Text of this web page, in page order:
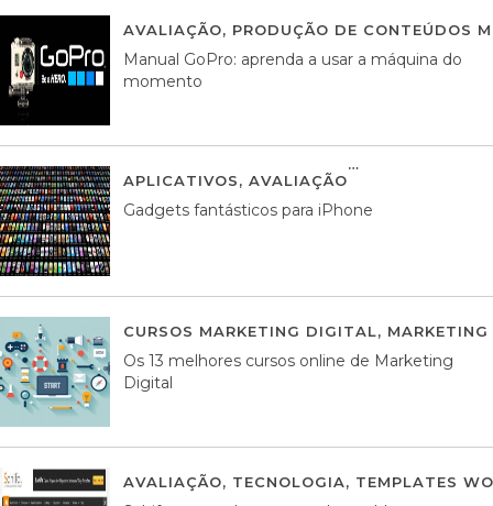
AVALIAÇÃO, PRODUÇÃO DE CONTEÚDOS
Manual GoPro: aprenda a usar a máquina do
momento
APLICATIVOS, AVALIAÇÃO
Gadgets fantásticos para iPhone
CURSOS MARKETING DIGITAL,
Os 13 melhores cursos online de Marketing
Digital
AVALIAÇÃO, TECNOLOGIA, TEMPLATES